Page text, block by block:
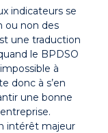
indicateurs se
ou non des
une traduction
le BPDSO
à
donc à s’en
une bonne
intérêt majeur